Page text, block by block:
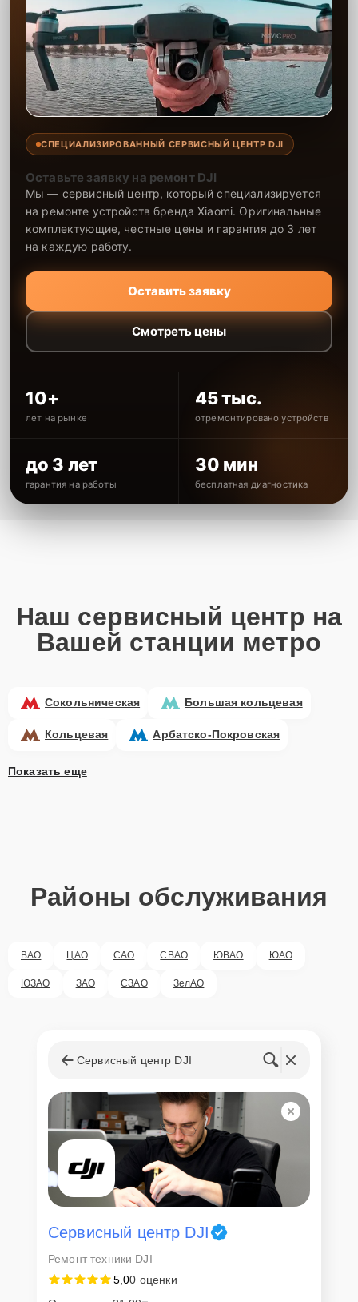
СПЕЦИАЛИЗИРОВАННЫЙ СЕРВИСНЫЙ ЦЕНТР DJI
Оставьте заявку на ремонт DJI
Мы — сервисный центр, который специализируется
на ремонте устройств бренда Xiaomi. Оригинальные
комплектующие, честные цены и гарантия до 3 лет
на каждую работу.
Оставить заявку
Смотреть цены
10+
лет на рынке
45 тыс.
отремонтировано устройств
до 3 лет
гарантия на работы
30 мин
бесплатная диагностика
Наш сервисный центр на
Вашей станции метро
Сокольническая Большая кольцевая
Кольцевая Арбатско-Покровская
Показать еще
Районы обслуживания
ВАО ЦАО САО СВАО ЮВАО ЮАО
ЮЗАО ЗАО СЗАО ЗелАО
Сервисный центр DJI
Сервисный центр DJI
Ремонт техники DJI
5,00 оценки